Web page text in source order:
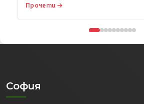
Прочети →
София